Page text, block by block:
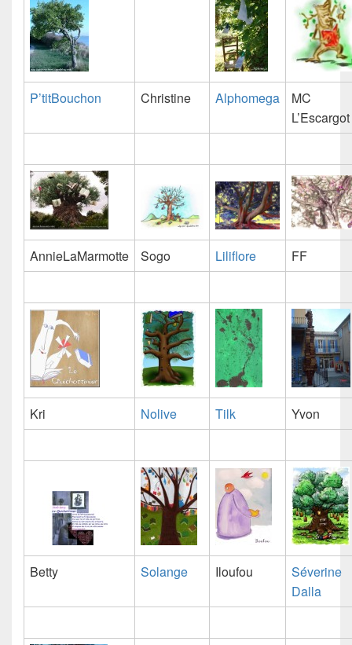
P’titBouchon Christine Alphomega
MC
L’Escargot
AnnieLaMarmotte Sogo Liliflore FF
Kri Nolive Tilk Yvon
Betty Solange Iloufou
Séverine
Dalla